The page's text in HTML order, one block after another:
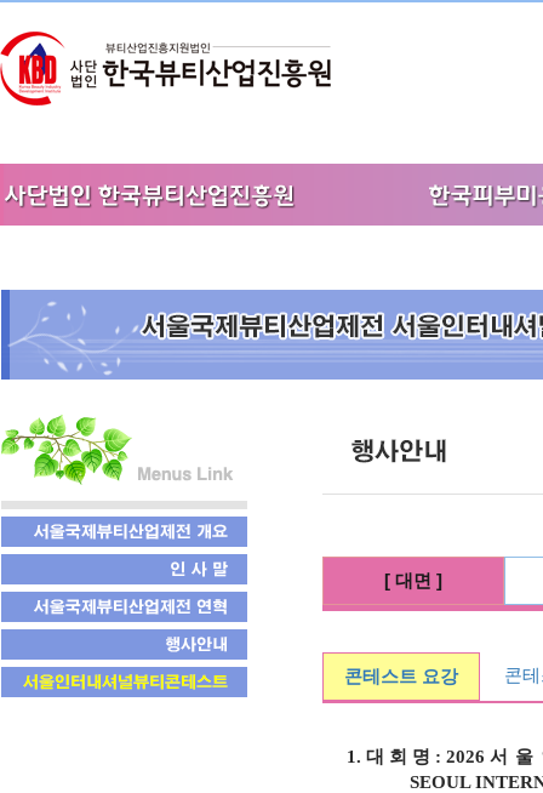
[ 대면 ]
콘테스트 요강 콘
1. 대 회 명 : 2026 서
SEOUL